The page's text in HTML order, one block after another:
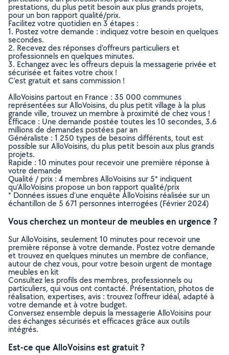
prestations, du plus petit besoin aux plus grands projets,
pour un bon rapport qualité/prix.
Facilitez votre quotidien en 3 étapes :
1. Postez votre demande : indiquez votre besoin en quelques
secondes.
2. Recevez des réponses d’offreurs particuliers et
professionnels en quelques minutes.
3. Echangez avec les offreurs depuis la messagerie privée et
sécurisée et faites votre choix !
C’est gratuit et sans commission !
AlloVoisins partout en France : 35 000 communes
représentées sur AlloVoisins, du plus petit village à la plus
grande ville, trouvez un membre à proximité de chez vous !
Efficace : Une demande postée toutes les 10 secondes, 3.6
millions de demandes postées par an
Généraliste : 1 250 types de besoins différents, tout est
possible sur AlloVoisins, du plus petit besoin aux plus grands
projets.
Rapide : 10 minutes pour recevoir une première réponse à
votre demande
Qualité / prix : 4 membres AlloVoisins sur 5* indiquent
qu’AlloVoisins propose un bon rapport qualité/prix
* Données issues d’une enquête AlloVoisins réalisée sur un
échantillon de 5 671 personnes interrogées (Février 2024)
Vous cherchez un monteur de meubles en urgence ?
Sur AlloVoisins, seulement 10 minutes pour recevoir une
première réponse à votre demande. Postez votre demande
et trouvez en quelques minutes un membre de confiance,
autour de chez vous, pour votre besoin urgent de montage
meubles en kit
Consultez les profils des membres, professionnels ou
particuliers, qui vous ont contacté. Présentation, photos de
réalisation, expertises, avis : trouvez l'offreur idéal, adapté à
votre demande et à votre budget.
Conversez ensemble depuis la messagerie AlloVoisins pour
des échanges sécurisés et efficaces grâce aux outils
intégrés.
Est-ce que AlloVoisins est gratuit ?